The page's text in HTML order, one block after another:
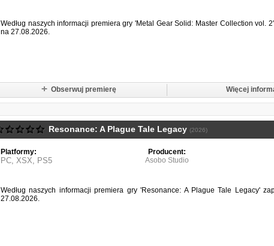
Według naszych informacji premiera gry 'Metal Gear Solid: Master Collection vol.
na 27.08.2026.
Obserwuj premierę Więcej
Resonance: A Plague Tale Legacy (2026)
Platformy:
PC, XSX, PS5
Producent:
Asobo Studio
Według naszych informacji premiera gry 'Resonance: A Plague Tale Legacy'
27.08.2026.